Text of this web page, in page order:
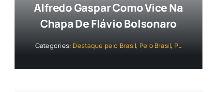
Alfredo Gaspar Como Vice Na
Chapa De Flávio Bolsonaro
Categories: Destaque pelo Brasil, Pelo Brasil, PL